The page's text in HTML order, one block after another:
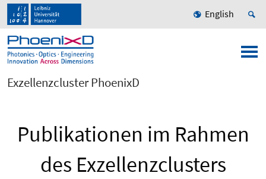
English
Exzellenzcluster PhoenixD
Publikationen im Rahmen
des Exzellenzclusters